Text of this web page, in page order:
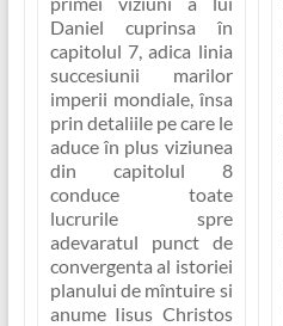
Daniel cuprinsa în
capitolul 7, adica linia
succesiunii marilor
imperii mondiale, însa
prin detaliile pe care le
aduce în plus viziunea
din capitolul 8
conduce toate
lucrurile spre
adevaratul punct de
convergenta al istoriei
planului de mîntuire si
anume Iisus Christos